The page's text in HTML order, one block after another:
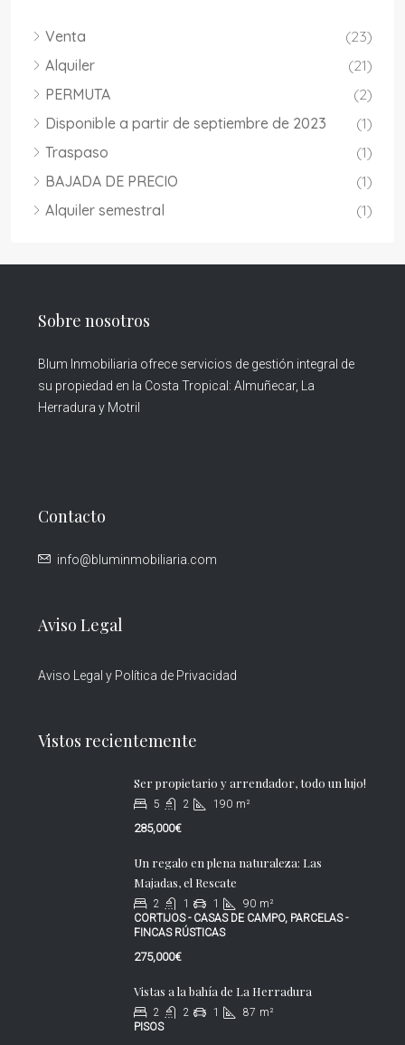
Venta
(23)
Alquiler
(21)
PERMUTA
(2)
Disponible a partir de septiembre de 2023
(1)
Traspaso
(1)
BAJADA DE PRECIO
(1)
Alquiler semestral
(1)
Sobre nosotros
Blum Inmobiliaria ofrece servicios de gestión integral de
su propiedad en la Costa Tropical: Almuñecar, La
Herradura y Motril
Contacto
info@bluminmobiliaria.com
Aviso Legal
Aviso Legal y Política de Privacidad
Vistos recientemente
Ser propietario y arrendador, todo un lujo!
5 2 190 m²
285,000€
Un regalo en plena naturaleza: Las
Majadas, el Rescate
2 1 1 90 m²
CORTIJOS - CASAS DE CAMPO, PARCELAS -
FINCAS RÚSTICAS
275,000€
Vistas a la bahía de La Herradura
2 2 1 87 m²
PISOS